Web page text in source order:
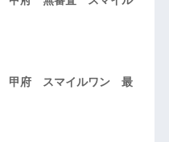
甲府 スマイルワン 最